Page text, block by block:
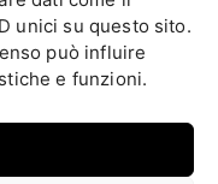
unici su questo sito.
può influire
e funzioni.